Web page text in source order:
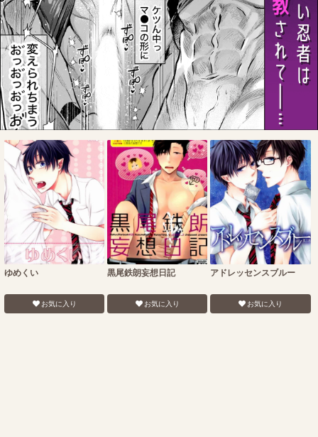
ゆめくい
お気に入り
黒尾鉄朗妄想日記
お気に入り
アドレッセンスブルー
お気に入り